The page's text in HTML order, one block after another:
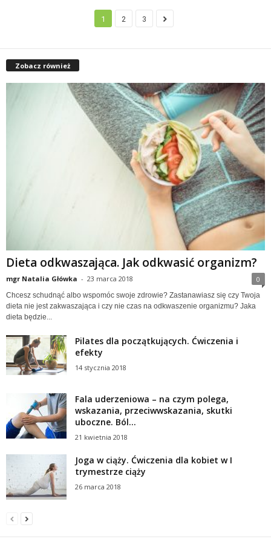
1 2 3
Zobacz również
Dieta odkwaszająca. Jak odkwasić organizm?
mgr Natalia Główka - 23 marca 2018 0
Chcesz schudnąć albo wspomóc swoje zdrowie? Zastanawiasz się czy Twoja
dieta nie jest zakwaszająca i czy nie czas na odkwaszenie organizmu? Jaka
dieta będzie...
Pilates dla początkujących. Ćwiczenia i
efekty
14 stycznia 2018
Fala uderzeniowa – na czym polega,
wskazania, przeciwwskazania, skutki
uboczne. Ból...
21 kwietnia 2018
Joga w ciąży. Ćwiczenia dla kobiet w I
trymestrze ciąży
26 marca 2018